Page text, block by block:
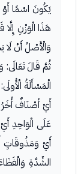
يَكُونَ اسْمًا
هَذَا الْوَزْنِ
وَالْأَصْلُ أَنْ لَا
ثُمَّ قَالَ
الْمَسْأَلَةُ
أَيْ أَصْنَافٌ
عَلَى الْوَاحِدِ
أَيْ وَمَذُوقَاتٍ
الشِّدَّةِ